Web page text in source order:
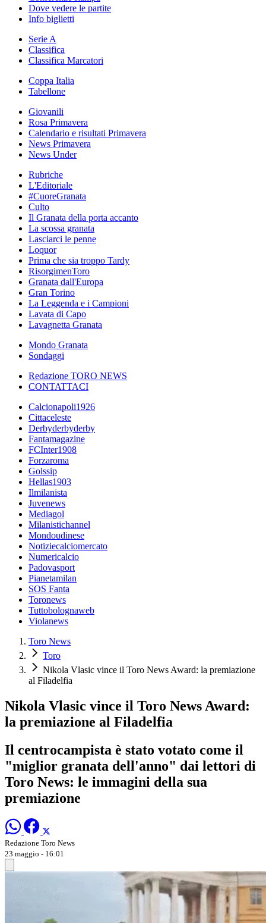
Dove vedere le partite
Info biglietti
Serie A
Classifica
Classifica Marcatori
Coppa Italia
Tabellone
Giovanili
Rosa Primavera
Calendario e risultati Primavera
News Primavera
News Under
Rubriche
L'Editoriale
#CuoreGranata
Culto
Il Granata della porta accanto
La scossa granata
Lasciarci le penne
Loquor
Prima che sia troppo Tardy
RisorgimenToro
Granata dall'Europa
Gran Torino
La Leggenda e i Campioni
Lavata di Capo
Lavagnetta Granata
Mondo Granata
Sondaggi
Redazione TORO NEWS
CONTATTACI
Calcionapoli1926
Cittaceleste
Derbyderbyderby
Fantamagazine
FCInter1908
Forzaroma
Golssip
Hellas1903
Ilmilanista
Juvenews
Mediagol
Milanistichannel
Mondoudinese
Notiziecalciomercato
Numericalcio
Padovasport
Pianetamilan
SOS Fanta
Toronews
Tuttobolognaweb
Violanews
Toro News
Toro
Nikola Vlasic vince il Toro News Award: la premiazione
al Filadelfia
Nikola Vlasic vince il Toro News Award:
la premiazione al Filadelfia
Il centrocampista è stato votato come il
"miglior granata dell'anno" dai lettori di
Toro News: le immagini della sua
premiazione
Redazione Toro News
23 maggio - 16:01